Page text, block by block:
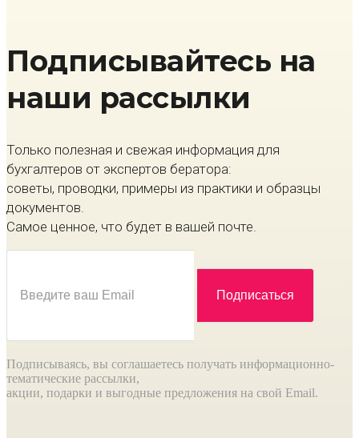
Подписывайтесь на
наши рассылки
Только полезная и свежая информация для
бухгалтеров от экспертов бератора:
советы, проводки, примеры из практики и образцы
документов.
Самое ценное, что будет в вашей почте.
Подписываясь, вы соглашаетесь получать информационно-
тематические рассылки,
акции, подарки и выгодные предложения на свой Email.